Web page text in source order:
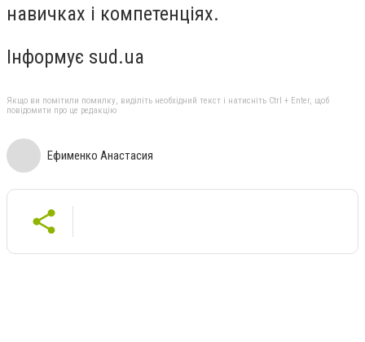
навичках і компетенціях.
Інформує sud.ua
Якщо ви помітили помилку, виділіть необхідний текст і натисніть Ctrl + Enter, щоб
повідомити про це редакцію
Ефименко Анастасия